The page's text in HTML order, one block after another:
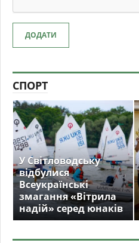
ДОДАТИ
СПОРТ
У Світловодську
відбулися
Всеукраїнські
змагання «Вітрила
надій» серед юнаків